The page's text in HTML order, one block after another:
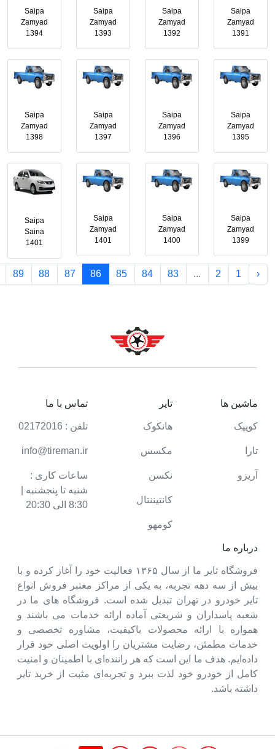
Saipa
Zamyad
1391
Saipa
Zamyad
1392
Saipa
Zamyad
1393
Saipa
Zamyad
1394
Saipa
Zamyad
1395
Saipa
Zamyad
1396
Saipa
Zamyad
1397
Saipa
Zamyad
1398
Saipa
Zamyad
1399
Saipa
Zamyad
1400
Saipa
Zamyad
1401
Saipa
Saina
1401
‹
1
2
...
83
84
85
86
87
88
89
درباره ما
فروشگاه تایر ما از سال ۱۳۶۵ فعالیت خود را آغاز کرده و با
بیش از سه دهه تجربه، به یکی از مراکز معتبر فروش انواع
تایر خودرو در تهران تبدیل شده است. فروشگاه های ما در
شعبه پاسداران و شریعتی آماده ارائه خدمات می باشند و
همواره با ارائه محصولات باکیفیت، مشاوره تخصصی و
خدمات مطمئن، رضایت مشتریان را اولویت اصلی خود قرار
داده‌ایم. هدف ما این است که هر راننده‌ای با اطمینان و امنیت
کامل از خودرو خود لذت ببرد و تجربه‌ای مثبت از خرید تایر
داشته باشد.
ماشین ها
کوییک
تارا
آریزو
تایر
هانکوک
مکسس
نکسن
کانتیننتال
کومهو
تماس با ما
تلفن : 02172016
info@tireman.ir
ساعات کاری :
شنبه تا پنجشنبه |
8:30 الی 20:30